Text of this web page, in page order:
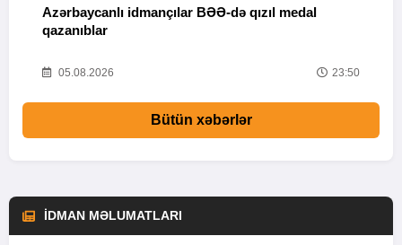
Azərbaycanlı idmançılar BƏƏ-də qızıl medal
qazanıblar
05.08.2026 23:50
Bütün xəbərlər
İDMAN MƏLUMATLARI